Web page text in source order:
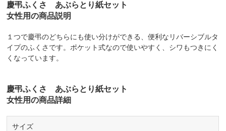
慶弔ふくさ あぶらとり紙セット
女性用の商品説明
１つで慶弔のどちらにも使い分けができる、便利なリバーシブルタ
イプのふくさです。ポケット式なので使いやすく、シワもつきにく
くなっています。
慶弔ふくさ あぶらとり紙セット
女性用の商品詳細
サイズ